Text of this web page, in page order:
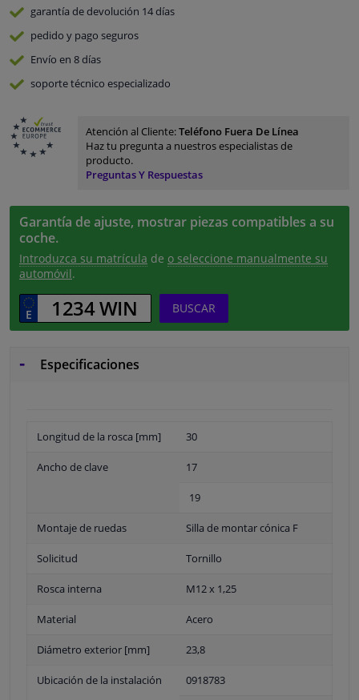
garantía de devolución 14 días
pedido y pago seguros
Envío en 8 días
soporte técnico especializado
Atención al Cliente:Teléfono Fuera De Línea
Haz tu pregunta a nuestros especialistas de
producto.
Preguntas Y Respuestas
Garantía de ajuste, mostrar piezas compatibles a su
coche.
Introduzca su matrícula de o seleccione manualmente su
automóvil.
BUSCAR
Especificaciones
Longitud de la rosca [mm] 30
Ancho de clave 17
19
Montaje de ruedas Silla de montar cónica F
Solicitud Tornillo
Rosca interna M12 x 1,25
Material Acero
Diámetro exterior [mm] 23,8
Ubicación de la instalación 0918783